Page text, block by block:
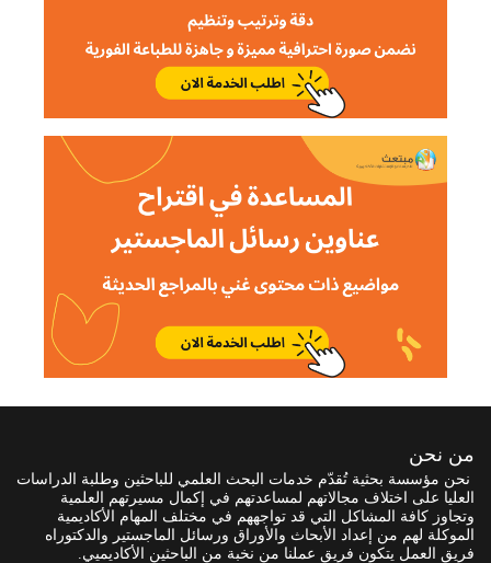
من نحن
نحن مؤسسة بحثية تُقدّم خدمات البحث العلمي للباحثين وطلبة الدراسات
العليا على اختلاف مجالاتهم لمساعدتهم في إكمال مسيرتهم العلمية
وتجاوز كافة المشاكل التي قد تواجههم في مختلف المهام الأكاديمية
الموكلة لهم من إعداد الأبحاث والأوراق ورسائل الماجستير والدكتوراه
فريق العمل يتكون فريق عملنا من نخبة من الباحثين الأكاديميي.